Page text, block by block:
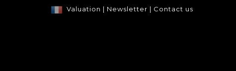
Valuation | Newsletter | Contact us